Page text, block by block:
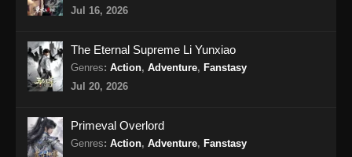
Eps 330 - Against the Sky Supreme Episode
330 Subtitle Indonesia - Agustus 23, 2024
Subtitle Indonesia
Eps 331 - Against the Sky Supreme Episode
Jul 16, 2026
The Eternal Supreme Li Yunxiao
Genres: Action, Adventure, Fanstasy
Jul 20, 2026
Primeval Overlord
Genres: Action, Adventure, Fanstasy